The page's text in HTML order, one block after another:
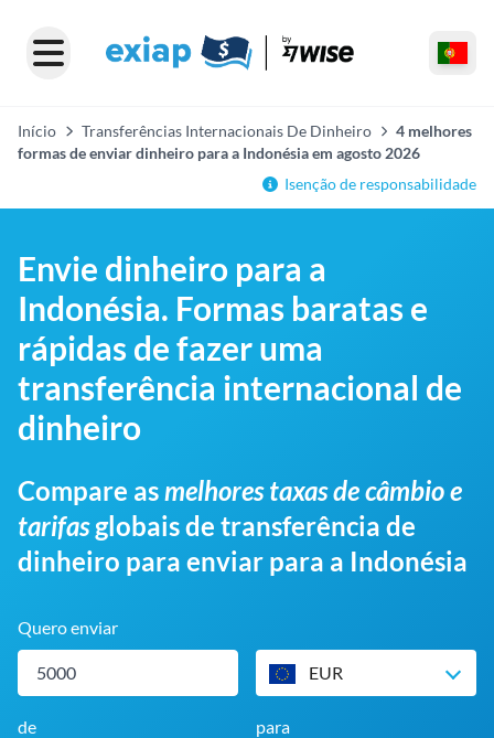
Início Transferências Internacionais De Dinheiro
4 melhores
formas de enviar dinheiro para a Indonésia em agosto 2026
Isenção de responsabilidade
Envie dinheiro para a
Indonésia. Formas baratas e
rápidas de fazer uma
transferência internacional de
dinheiro
Compare asmelhores taxas de câmbio e
tarifasglobais de transferência de
dinheiro para enviar para a Indonésia
Quero enviar
EUR
de para